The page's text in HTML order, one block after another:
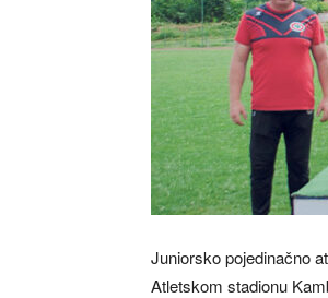
Juniorsko pojedinačno
Atletskom stadionu